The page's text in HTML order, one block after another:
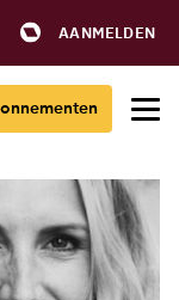
AANMELDEN